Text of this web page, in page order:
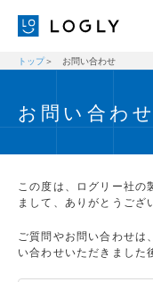
経営理念
ニュース
ブログ
トップ お問い合わせ
お問い合わせ
この度は、ログリー社の
まして、ありがとうござ
ご質問やお問い合わせは
い合わせいただきました